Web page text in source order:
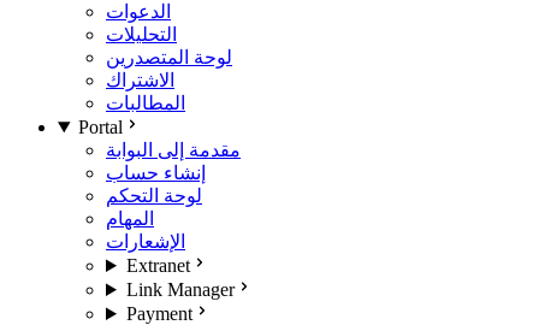
الدعوات
التحليلات
لوحة المتصدرين
الاشتراك
المطالبات
Portal
مقدمة إلى البوابة
إنشاء حساب
لوحة التحكم
المهام
الإشعارات
Extranet
Link Manager
Payment